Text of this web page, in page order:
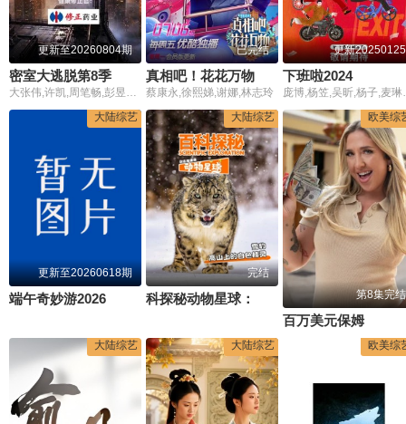
更新至20260804期
密室大逃脱第8季
大张伟,许凯,周笔畅,彭昱畅,张真源,陈哲远
已完结
真相吧！花花万物
蔡康永,徐熙娣,谢娜,林志玲
更新20250125
下班啦2024
庞博,杨笠,吴昕,杨子,麦琳,刘爽,
大陆综艺
更新至20260618期
端午奇妙游2026
大陆综艺
完结
欧美综
第8集完结
百万美元保姆
大陆综艺 大陆综艺 欧美综